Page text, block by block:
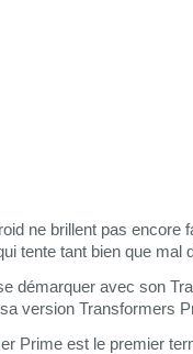
ne brillent pas encore
tente tant bien que mal
démarquer avec son
version Transformers
Prime est le premier